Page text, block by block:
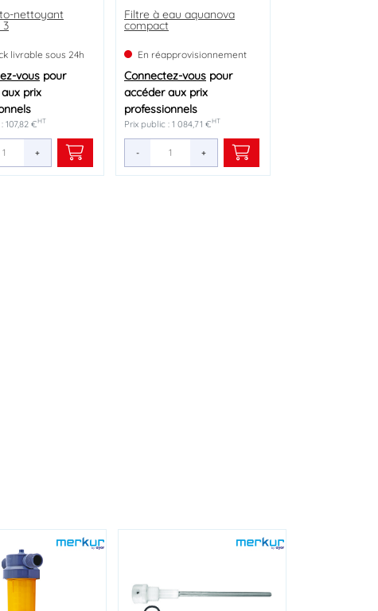
nettoyant
3
livrable sous 24h
vous pour
prix
107,82 €HT
+
Filtre à eau aquanova
compact
En réapprovisionnement
Connectez-vous pour
accéder aux prix
professionnels
Prix public : 1 084,71 €HT
- +